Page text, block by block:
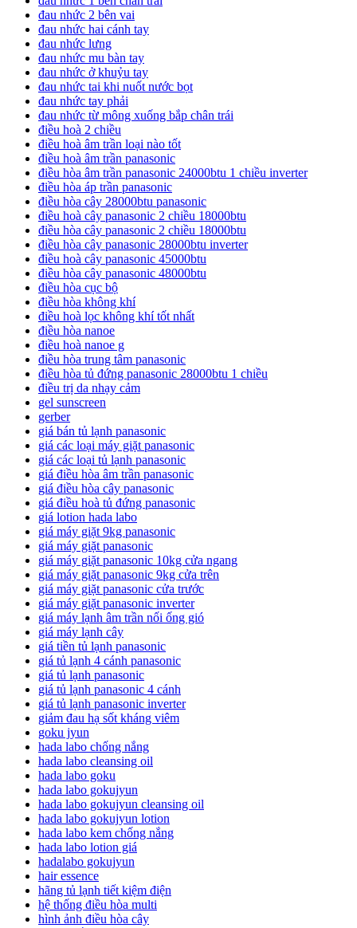
đau nhức 2 bên vai
đau nhức hai cánh tay
đau nhức lưng
đau nhức mu bàn tay
đau nhức ở khuỷu tay
đau nhức tai khi nuốt nước bọt
đau nhức tay phải
đau nhức từ mông xuống bắp chân trái
điều hoà 2 chiều
điều hoà âm trần loại nào tốt
điều hoà âm trần panasonic
điều hòa âm trần panasonic 24000btu 1 chiều inverter
điều hòa áp trần panasonic
điều hòa cây 28000btu panasonic
điều hoà cây panasonic 2 chiều 18000btu
điều hòa cây panasonic 2 chiều 18000btu
điều hòa cây panasonic 28000btu inverter
điều hoà cây panasonic 45000btu
điều hòa cây panasonic 48000btu
điều hòa cục bộ
điều hòa không khí
điều hoà lọc không khí tốt nhất
điều hòa nanoe
điều hoà nanoe g
điều hòa trung tâm panasonic
điều hòa tủ đứng panasonic 28000btu 1 chiều
điều trị da nhạy cảm
gel sunscreen
gerber
giá bán tủ lạnh panasonic
giá các loại máy giặt panasonic
giá các loại tủ lạnh panasonic
giá điều hòa âm trần panasonic
giá điều hòa cây panasonic
giá điều hoà tủ đứng panasonic
giá lotion hada labo
giá máy giặt 9kg panasonic
giá máy giặt panasonic
giá máy giặt panasonic 10kg cửa ngang
giá máy giặt panasonic 9kg cửa trên
giá máy giặt panasonic cửa trước
giá máy giặt panasonic inverter
giá máy lạnh âm trần nối ống gió
giá máy lạnh cây
giá tiền tủ lạnh panasonic
giá tủ lạnh 4 cánh panasonic
giá tủ lạnh panasonic
giá tủ lạnh panasonic 4 cánh
giá tủ lạnh panasonic inverter
giảm đau hạ sốt kháng viêm
goku jyun
hada labo chống nắng
hada labo cleansing oil
hada labo goku
hada labo gokujyun
hada labo gokujyun cleansing oil
hada labo gokujyun lotion
hada labo kem chống nắng
hada labo lotion giá
hadalabo gokujyun
hair essence
hãng tủ lạnh tiết kiệm điện
hệ thống điều hòa multi
hình ảnh điều hòa cây